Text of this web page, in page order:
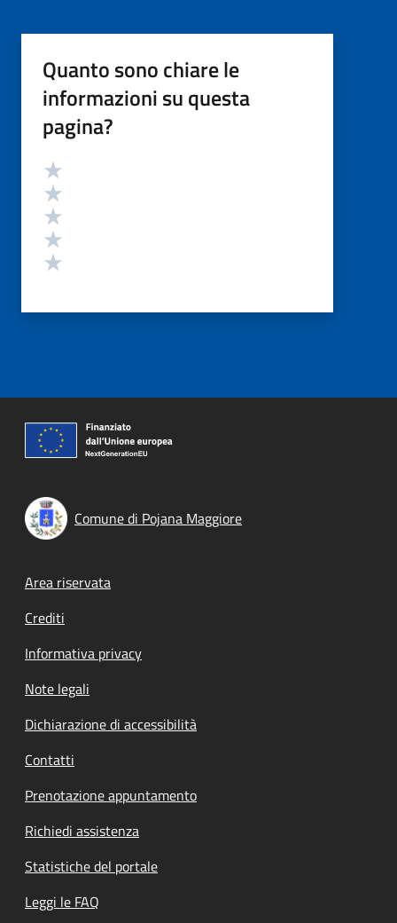
Quanto sono chiare le
informazioni su questa
pagina?
Valutazione
Comune di Pojana Maggiore
Footer menu
Area riservata
Crediti
Informativa privacy
Note legali
Dichiarazione di accessibilità
Contatti
Prenotazione appuntamento
Richiedi assistenza
Statistiche del portale
Leggi le FAQ